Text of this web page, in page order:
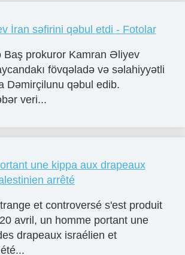
İran səfirini qəbul etdi - Fotolar
Baş prokuror Kamran Əliyev
fövqəladə və səlahiyyətli
Dəmirçilunu qəbul edib.
veri...
une kippa aux drapeaux
arrêté
et controversé s'est produit
avril, un homme portant une
drapeaux israélien et